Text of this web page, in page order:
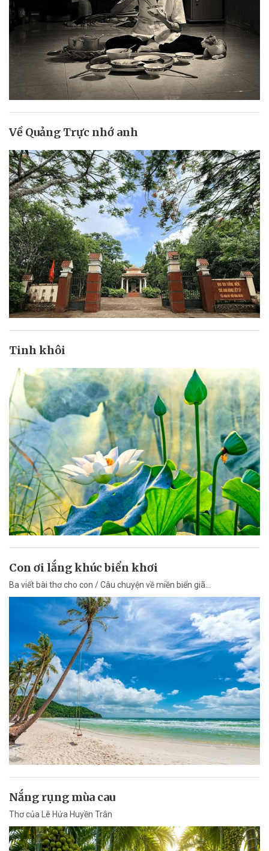
Về Quảng Trực nhớ anh
Tinh khôi
Con ơi lắng khúc biển khơi
Ba viết bài thơ cho con / Câu chuyện về miền biển giã...
Nắng rụng mùa cau
Thơ của Lê Hứa Huyền Trân